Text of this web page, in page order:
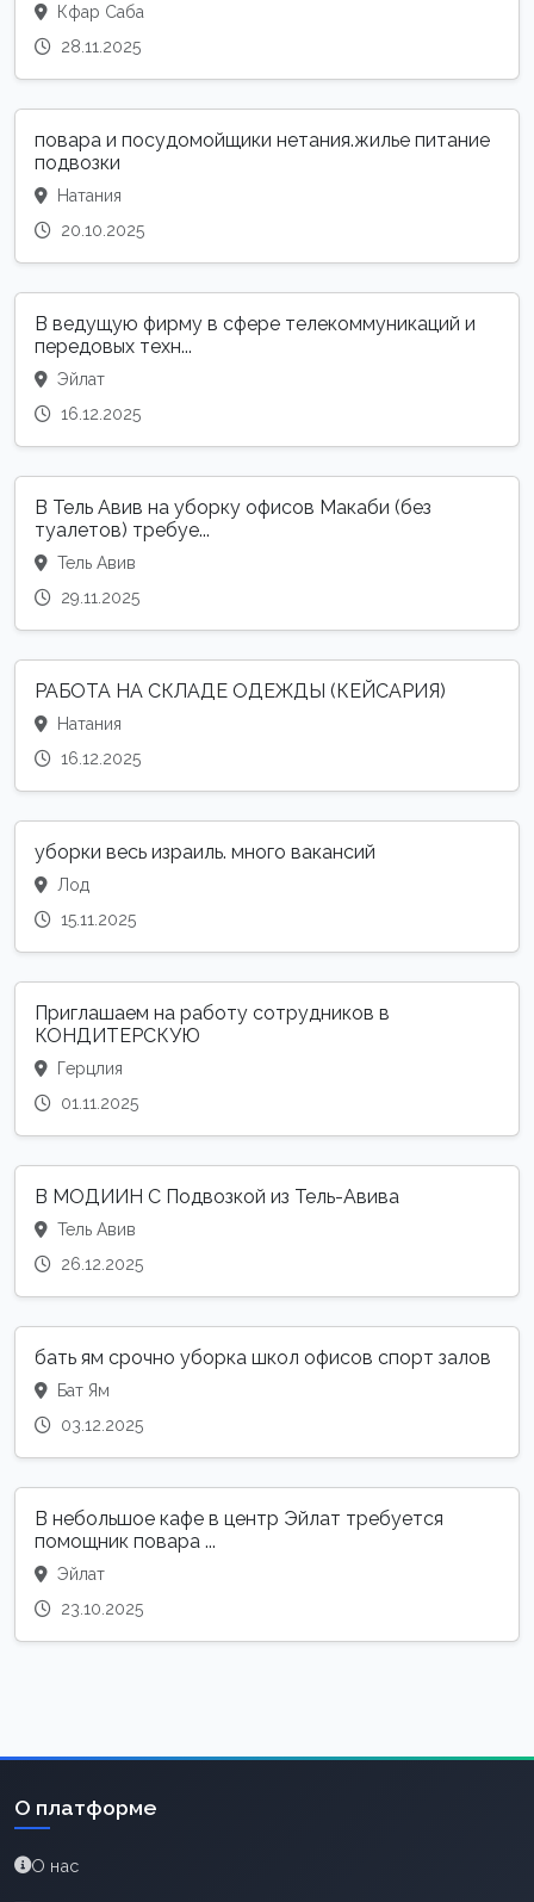
Кфар Саба
28.11.2025
повара и посудомойщики нетания.жилье питание
подвозки
Натания
20.10.2025
В ведущую фирму в сфере телекоммуникаций и
передовых техн...
Эйлат
16.12.2025
В Тель Авив на уборку офисов Макаби (без
туалетов) требуе...
Тель Авив
29.11.2025
РАБОТА НА СКЛАДЕ ОДЕЖДЫ (КЕЙСАРИЯ)
Натания
16.12.2025
уборки весь израиль. много вакансий
Лод
15.11.2025
Приглашаем на работу сотрудников в
КОНДИТЕРСКУЮ
Герцлия
01.11.2025
В МОДИИН С Подвозкой из Тель-Авива
Тель Авив
26.12.2025
бать ям срочно уборка школ офисов спорт залов
Бат Ям
03.12.2025
В небольшое кафе в центр Эйлат требуется
помощник повара ...
Эйлат
23.10.2025
О платформе
О нас